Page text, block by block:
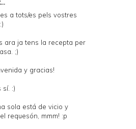
a tots/es pels vostres
ara ja tens la recepta per
;)
y gracias!
sí. :)
sola está de vicio y
requesón, mmm! :p